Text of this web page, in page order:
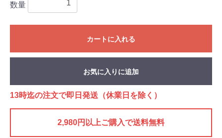
数量
カートに入れる
お気に入りに追加
13時迄の注文で即日発送（休業日を除く）
2,980円以上ご購入で送料無料